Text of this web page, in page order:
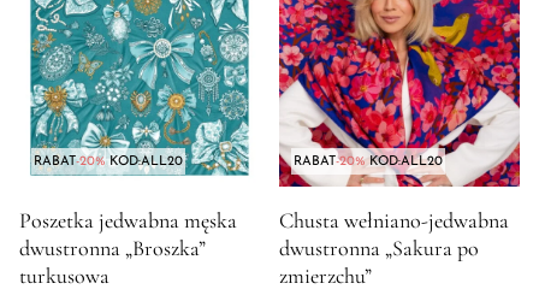
RABAT-20%KOD:ALL20
Poszetka jedwabna męska
dwustronna „Broszka”
turkusowa
RABAT-20%KOD:ALL20
Chusta wełniano-jedwabna
dwustronna „Sakura po
zmierzchu”